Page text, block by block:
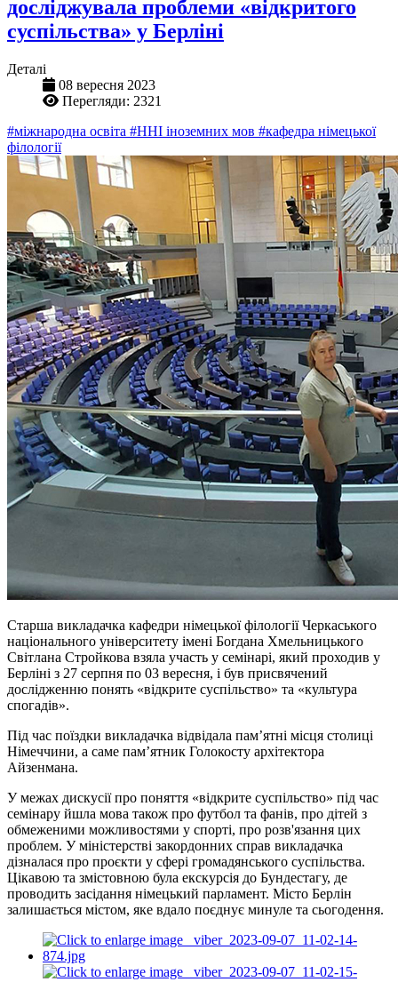
досліджувала проблеми «відкритого
суспільства» у Берліні
Деталі
08 вересня 2023
Перегляди: 2321
#міжнародна освіта #ННІ іноземних мов #кафедра німецької
філології
Старша викладачка кафедри німецької філології Черкаського
національного університету імені Богдана Хмельницького
Світлана Стройкова взяла участь у семінарі, який проходив у
Берліні з 27 серпня по 03 вересня, і був присвячений
дослідженню понять «відкрите суспільство» та «культура
спогадів».
Під час поїздки викладачка відвідала пам’ятні місця столиці
Німеччини, а саме пам’ятник Голокосту архітектора
Айзенмана.
У межах дискусії про поняття «відкрите суспільство» під час
семінару йшла мова також про футбол та фанів, про дітей з
обмеженими можливостями у спорті, про розв'язання цих
проблем. У міністерстві закордонних справ викладачка
дізналася про проєкти у сфері громадянського суспільства.
Цікавою та змістовною була екскурсія до Бундестагу, де
проводить засідання німецький парламент. Місто Берлін
залишається містом, яке вдало поєднує минуле та сьогодення.